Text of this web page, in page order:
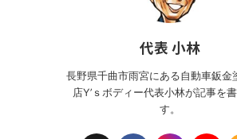
代表 小林
長野県千曲市雨宮にある自動車鈑金
店Y’ｓボディー代表小林が記事を
す。